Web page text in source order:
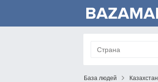
База людей Казахстан